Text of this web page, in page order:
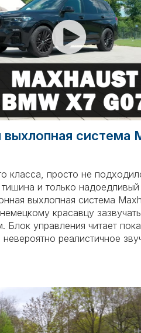
выхлопная система
класса, просто не
и только надоедливый
выхлопная система
красавцу
Блок управления читает
реалистичное